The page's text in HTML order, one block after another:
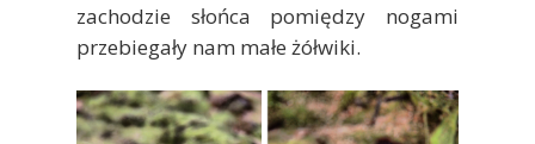
zachodzie słońca pomiędzy nogami
przebiegały nam małe żółwiki.